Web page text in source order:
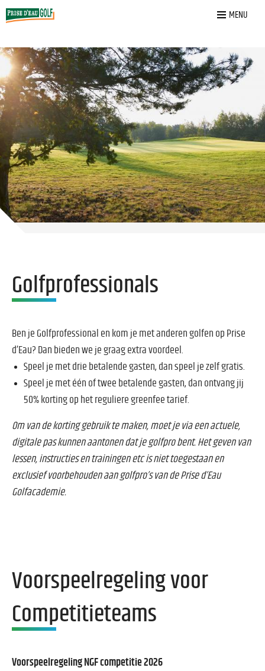
MENU
Home
Golfprofessionals
Ben je Golfprofessional en kom je met anderen golfen op Prise
d’Eau? Dan bieden we je graag extra voordeel.
Speel je met drie betalende gasten, dan speel je zelf gratis.
Speel je met één of twee betalende gasten, dan ontvang jij
50% korting op het reguliere greenfee tarief.
Om van de korting gebruik te maken, moet je via een actuele,
digitale pas kunnen aantonen dat je golfpro bent. Het geven van
lessen, instructies en trainingen etc is niet toegestaan en
exclusief voorbehouden aan golfpro’s van de Prise d’Eau
Golfacademie.
Voorspeelregeling voor
Competitieteams
Voorspeelregeling NGF competitie 2026